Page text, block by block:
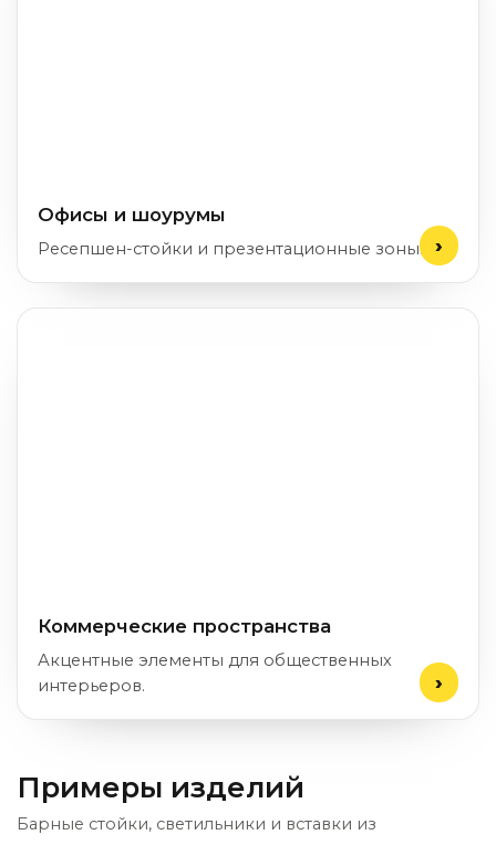
Офисы и шоурумы
Ресепшен-стойки и презентационные зоны.
Коммерческие пространства
Акцентные элементы для общественных
интерьеров.
Примеры изделий
Барные стойки, светильники и вставки из